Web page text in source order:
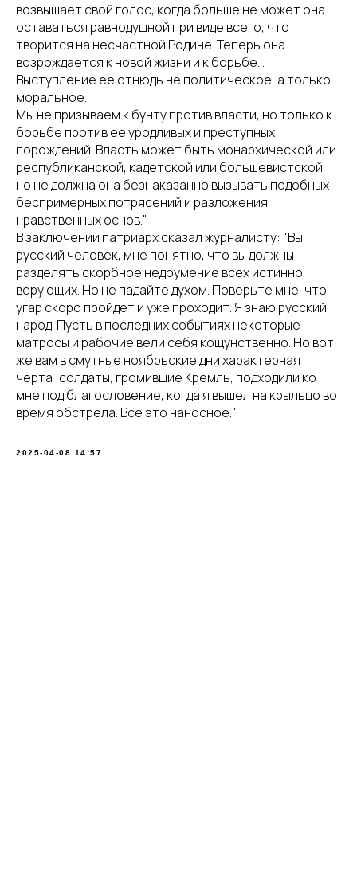
возвышает свой голос, когда больше не может она
оставаться равнодушной при виде всего, что
творится на несчастной Родине. Теперь она
возрождается к новой жизни и к борьбе...
Выступление ее отнюдь не политическое, а только
моральное.
Мы не призываем к бунту против власти, но только к
борьбе против ее уродливых и преступных
порождений. Власть может быть монархической или
республиканской, кадетской или большевистской,
но не должна она безнаказанно вызывать подобных
беспримерных потрясений и разложения
нравственных основ."
В заключении патриарх сказал журналисту: "Вы
русский человек, мне понятно, что вы должны
разделять скорбное недоумение всех истинно
верующих. Но не падайте духом. Поверьте мне, что
угар скоро пройдет и уже проходит. Я знаю русский
народ. Пусть в последних событиях некоторые
матросы и рабочие вели себя кощунственно. Но вот
же вам в смутные ноябрьские дни характерная
черта: солдаты, громившие Кремль, подходили ко
мне под благословение, когда я вышел на крыльцо во
время обстрела. Все это наносное."
2025-04-08 14:57